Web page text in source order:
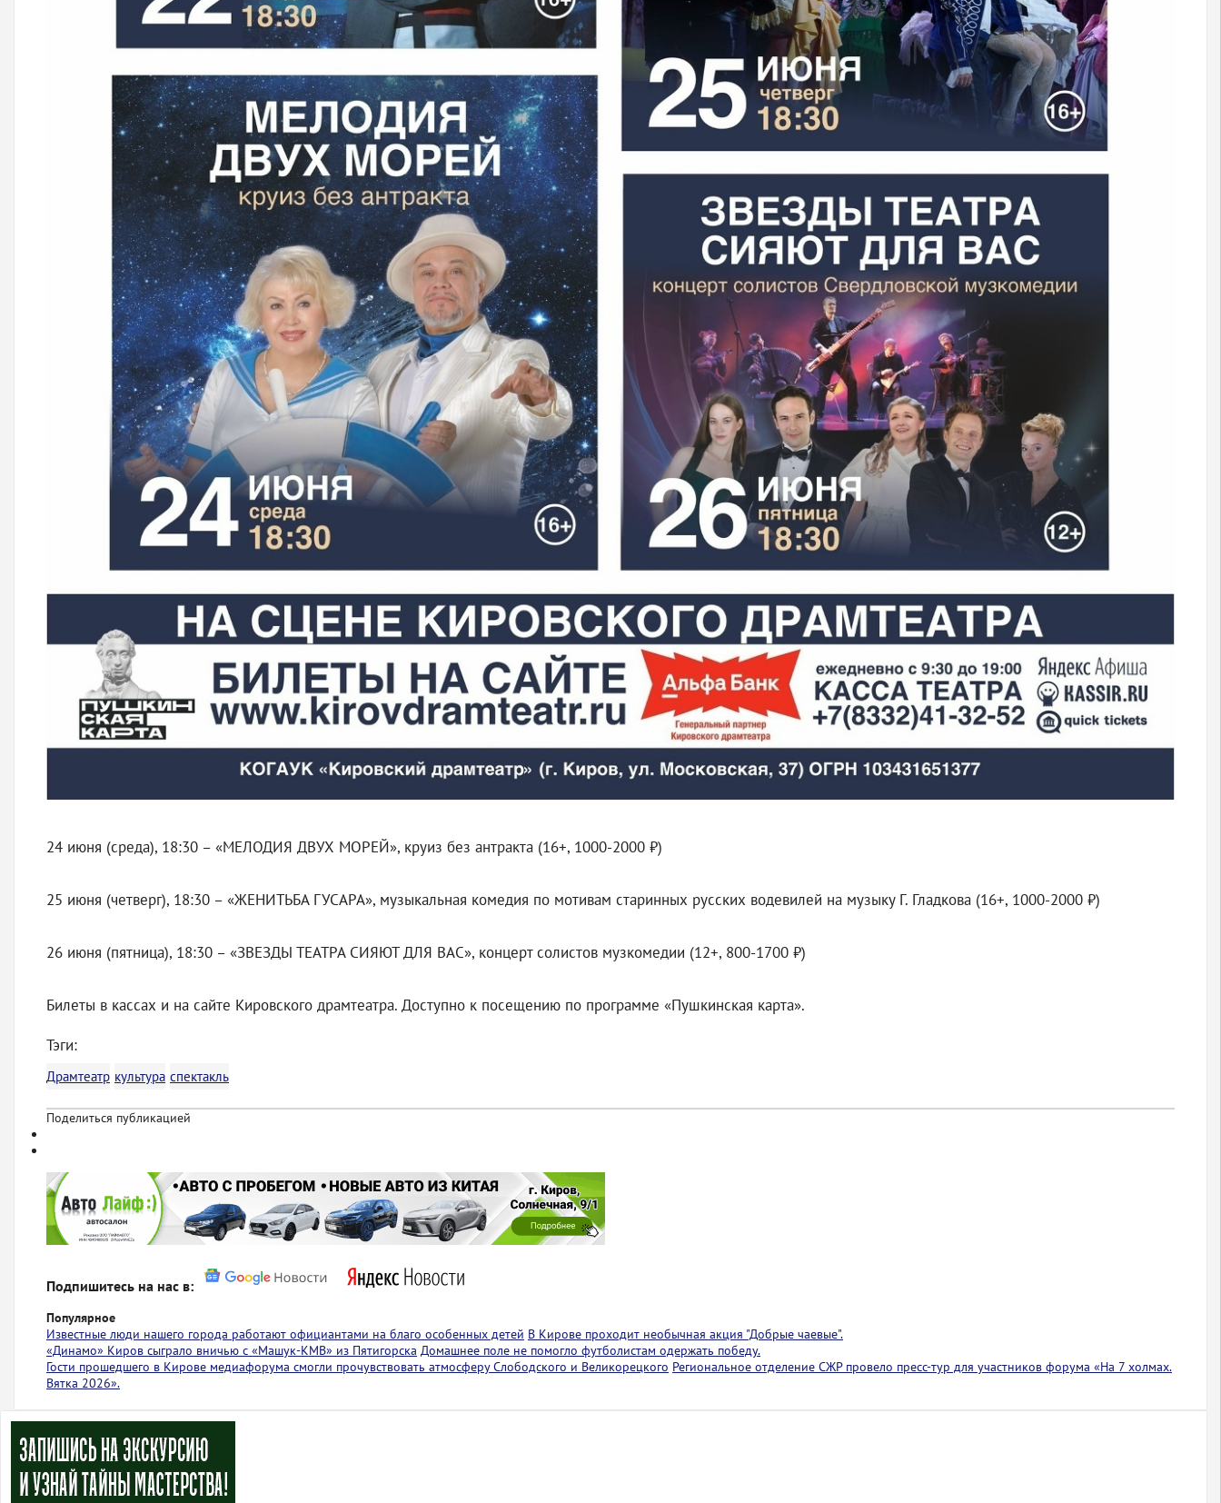
24 июня (среда), 18:30 – «МЕЛОДИЯ ДВУХ МОРЕЙ», круиз без антракта (16+, 1000-2000 ₽)
25 июня (четверг), 18:30 – «ЖЕНИТЬБА ГУСАРА», музыкальная комедия по мотивам старинных русских водевилей на музыку Г. Гладкова (16+, 1000-2000 ₽)
26 июня (пятница), 18:30 – «ЗВЕЗДЫ ТЕАТРА СИЯЮТ ДЛЯ ВАС», концерт солистов музкомедии (12+, 800-1700 ₽)
Билеты в кассах и на сайте Кировского драмтеатра. Доступно к посещению по программе «Пушкинская карта».
Тэги:
Драмтеатр культура спектакль
Поделиться публикацией
Подпишитесь на нас в:
Популярное
Известные люди нашего города работают официантами на благо особенных детей В Кирове проходит необычная акция "Добрые чаевые".
«Динамо» Киров сыграло вничью с ​​​​«Машук-КМВ» из Пятигорска Домашнее поле не помогло футболистам одержать победу.
Гости прошедшего в Кирове медиафорума смогли прочувствовать атмосферу Слободского и Великорецкого Региональное отделение СЖР провело пресс-тур для участников форума «На 7 холмах.
Вятка 2026».